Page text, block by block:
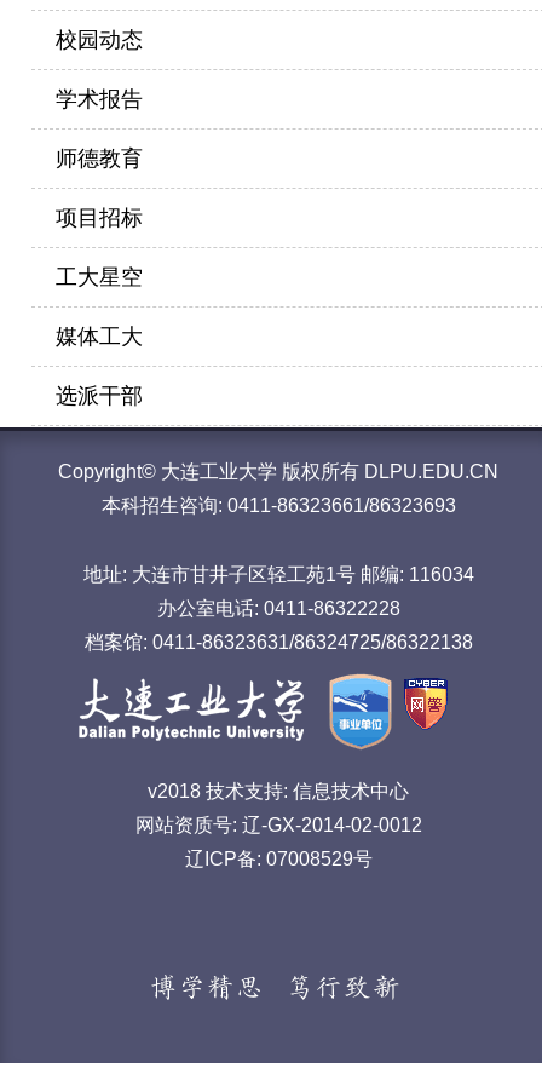
校园动态
学术报告
师德教育
项目招标
工大星空
媒体工大
选派干部
Copyright© 大连工业大学 版权所有 DLPU.EDU.CN
本科招生咨询: 0411-86323661/86323693
地址: 大连市甘井子区轻工苑1号 邮编: 116034
办公室电话: 0411-86322228
档案馆: 0411-86323631/86324725/86322138
v2018 技术支持: 信息技术中心
网站资质号: 辽-GX-2014-02-0012
辽ICP备: 07008529号